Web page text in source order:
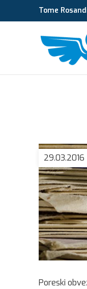
Tome
29.03.2016
Poreski